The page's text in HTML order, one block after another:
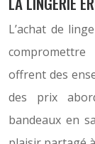
L’achat de
offrent des
des prix
bandeaux en